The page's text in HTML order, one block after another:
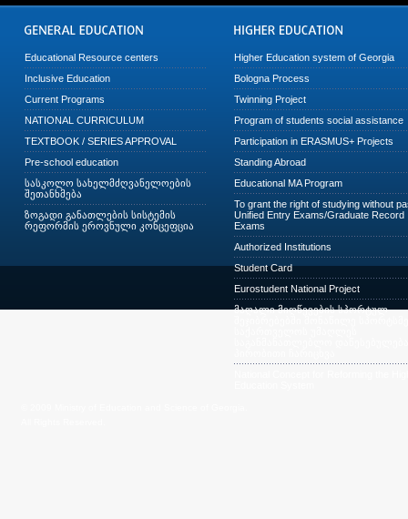
Educational Resource centers
Inclusive Education
Current Programs
NATIONAL CURRICULUM
TEXTBOOK / SERIES APPROVAL
Pre-school education
სასკოლო სახელმძღვანელოების
შეთანხმება
ზოგადი განათლების სისტემის
რეფორმის ეროვნული კონცეფცია
Higher Education system of Georgia
Bologna Process
Twinning Project
Program of students social assistance
Participation in ERASMUS+ Projects
Standing Abroad
Educational MA Program
To grant the right of studying without
Unified Entry Exams/Graduate Record
Exams
Authorized Institutions
Student Card
Eurostudent National Project
მაღალი მიღწევების სპორტულ